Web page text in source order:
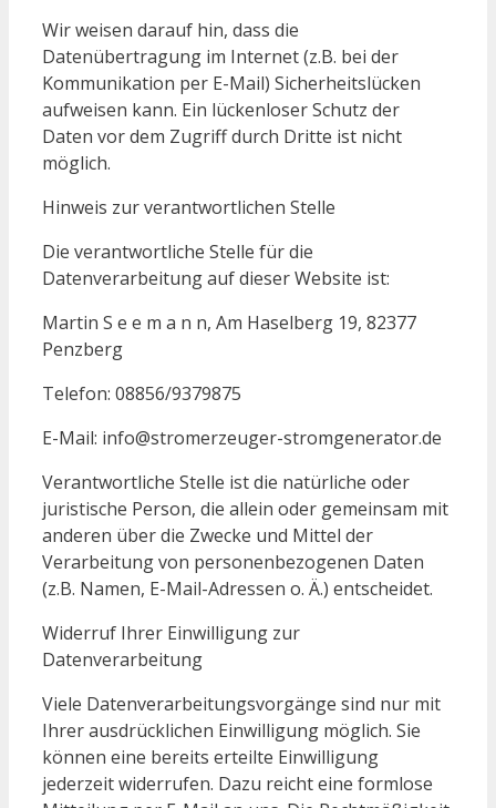
Wir weisen darauf hin, dass die
Datenübertragung im Internet (z.B. bei der
Kommunikation per E-Mail) Sicherheitslücken
aufweisen kann. Ein lückenloser Schutz der
Daten vor dem Zugriff durch Dritte ist nicht
möglich.
Hinweis zur verantwortlichen Stelle
Die verantwortliche Stelle für die
Datenverarbeitung auf dieser Website ist:
Martin S e e m a n n, Am Haselberg 19, 82377
Penzberg
Telefon: 08856/9379875
E-Mail: info@stromerzeuger-stromgenerator.de
Verantwortliche Stelle ist die natürliche oder
juristische Person, die allein oder gemeinsam mit
anderen über die Zwecke und Mittel der
Verarbeitung von personenbezogenen Daten
(z.B. Namen, E-Mail-Adressen o. Ä.) entscheidet.
Widerruf Ihrer Einwilligung zur
Datenverarbeitung
Viele Datenverarbeitungsvorgänge sind nur mit
Ihrer ausdrücklichen Einwilligung möglich. Sie
können eine bereits erteilte Einwilligung
jederzeit widerrufen. Dazu reicht eine formlose